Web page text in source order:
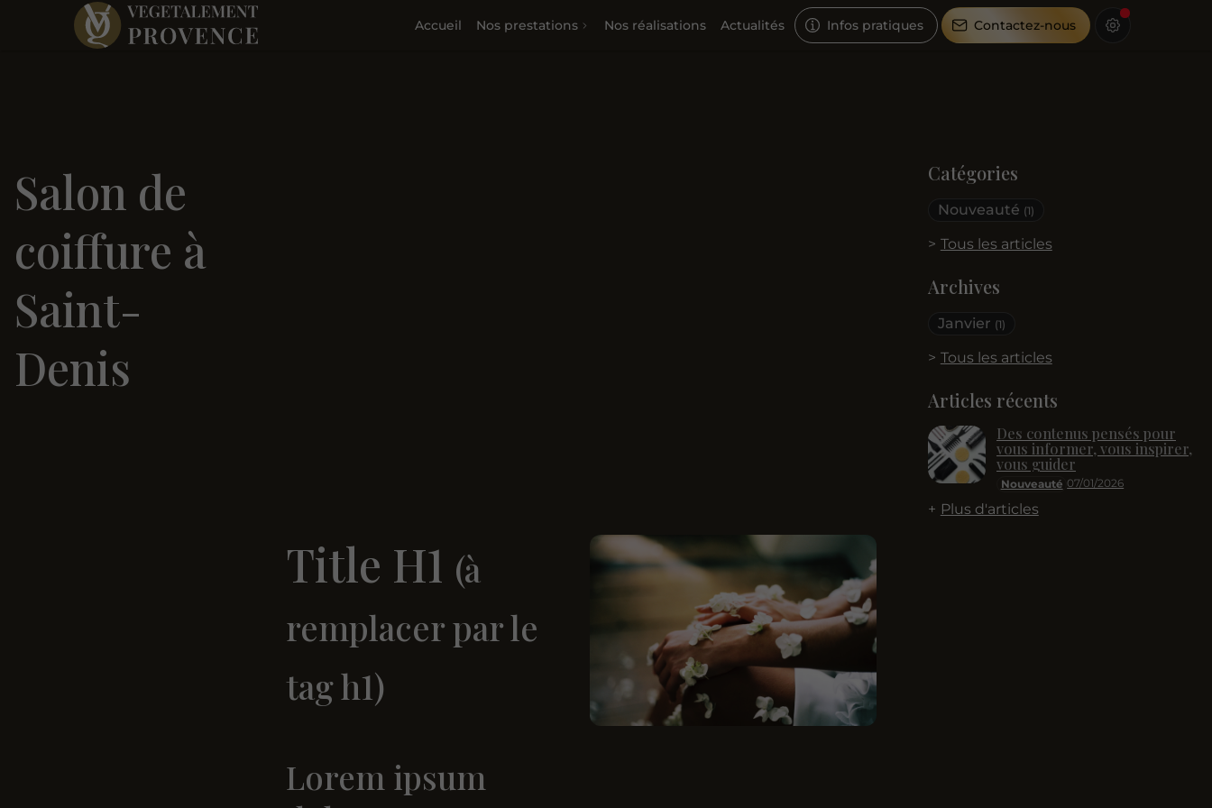
Accueil Nos prestations Nos réalisations Actualités Infos pratiques Contactez-nous
Catégories
Nouveauté (1)
Tous les articles
Archives
Janvier (1)
Tous les articles
Articles récents
Nouveauté 07/01/2026
Des contenus pensés pour
vous informer, vous inspirer,
vous guider
Plus d'articles
Salon de
coiffure à
Saint-
Denis
Title H1 (à
remplacer par le
tag h1)
Lorem ipsum